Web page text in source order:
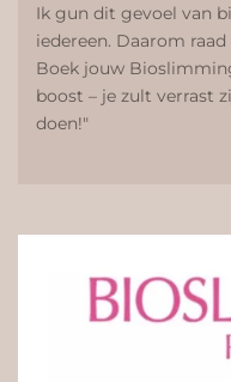
Ik gun dit gevoel van
iedereen. Daarom
Boek jouw
boost – je zult verrast
doen!"